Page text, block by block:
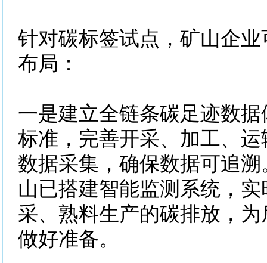
针对碳标签试点，矿山企
布局：
一是建立全链条碳足迹数
标准，完善开采、加工、
数据采集，确保数据可追
山已搭建智能监测系统，
采、熟料生产的碳排放，
做好准备。